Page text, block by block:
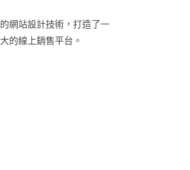
網站設計技術，打造了一
的線上銷售平台。